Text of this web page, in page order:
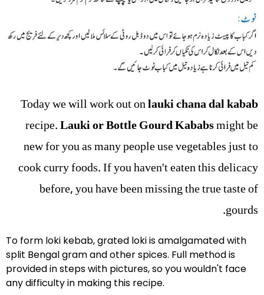
Today we will work out onlauki chana dal kabab
recipe.Lauki or Bottle Gourd Kababsmight be
new for you as many people use vegetables just to
cook curry foods. If you haven't eaten this delicacy
before, you have been missing the true taste of
gourds.
To form loki kebab, grated loki is amalgamated with
split Bengal gram and other spices. Full method is
provided in steps with pictures, so you wouldn't face
any difficulty in making this recipe.